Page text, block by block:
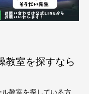
教室を探すなら
教室を探している方